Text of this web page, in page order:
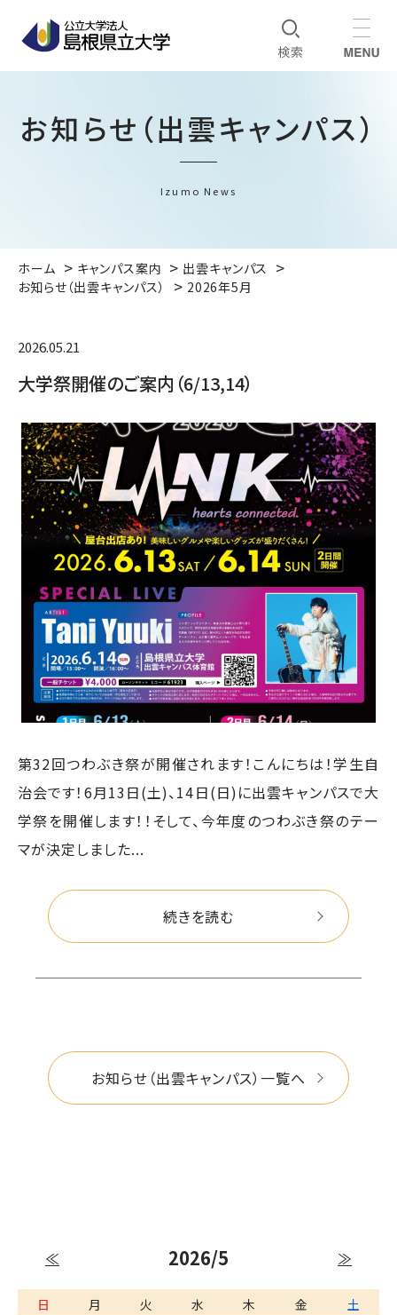
お知らせ（出雲キャンパス）
Izumo News
ホーム キャンパス案内
出雲キャンパス
お知らせ（出雲キャンパス）
2026年5月
2026.05.21
大学祭開催のご案内（6/13,14）
第32回つわぶき祭が開催されます！こんにちは！学生自
治会です！6月13日(土)、14日(日)に出雲キャンパスで大
学祭を開催します！！そして、今年度のつわぶき祭のテー
マが決定しました...
続きを読む
お知らせ（出雲キャンパス）一覧へ
≪ 2026/5 ≫
日 月 火 水 木 金
土